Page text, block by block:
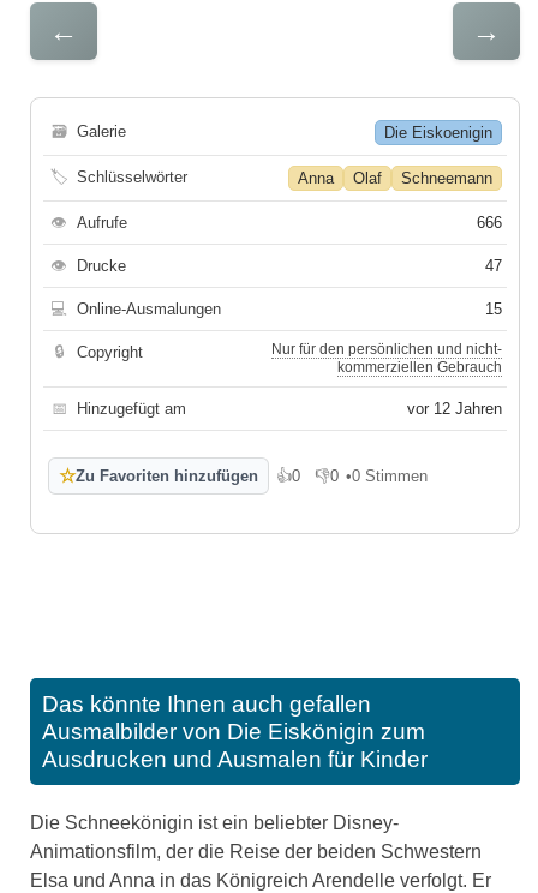
← →
🗃 Galerie Die Eiskoenigin
🏷 Schlüsselwörter Anna Olaf Schneemann
👁 Aufrufe 666
👁 Drucke 47
💻 Online-Ausmalungen 15
🔒 Copyright
Nur für den persönlichen und nicht-
kommerziellen Gebrauch
📅 Hinzugefügt am vor 12 Jahren
☆Zu Favoriten hinzufügen 👍0
Gefällt mir
👎0
Gefällt mir nicht
•0 Stimmen
Das könnte Ihnen auch gefallen
Ausmalbilder von Die Eiskönigin zum
Ausdrucken und Ausmalen für Kinder
Die Schneekönigin ist ein beliebter Disney-
Animationsfilm, der die Reise der beiden Schwestern
Elsa und Anna in das Königreich Arendelle verfolgt. Er